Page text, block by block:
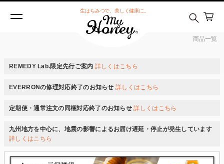
商品一覧
生はちみつで、美しく健康に。
REMEDY Lab.限定先行ご案内 詳しくはこちら
EVERRONの修理対応終了のお知らせ 詳しくはこちら
定期便・通常注文の同梱対応終了のお知らせ 詳しくはこちら
九州地方を中心に、地震の影響によるお届け遅延・停止が発生しています
詳しくはこちら